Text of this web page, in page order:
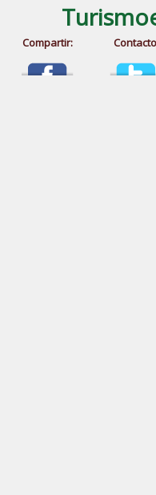
Compartir: Contacto